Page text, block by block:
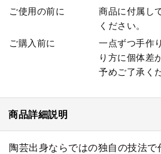
ご使用の前に
商品に付属し
ください。
ご購入前に
一点ずつ手作
り方に個体差
予めご了承く
商品詳細説明
陶芸出身ならではの独自の技法で